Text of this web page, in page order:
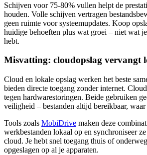
Schijven voor 75-80% vullen helpt de
houden. Volle schijven vertragen
geen ruimte voor systeemupdates. Koop
huidige behoeften plus wat groei – niet wat
hebt.
Misvatting: cloudopslag vervangt
Cloud en lokale opslag werken het beste
bieden directe toegang zonder internet.
tegen hardwarestoringen. Beide gebruiken
veiligheid – bestanden altijd bereikbaar,
Tools zoals MobiDrive maken deze
werkbestanden lokaal op en synchroniseer
cloud. Je hebt snel toegang thuis of
opgeslagen op al je apparaten.